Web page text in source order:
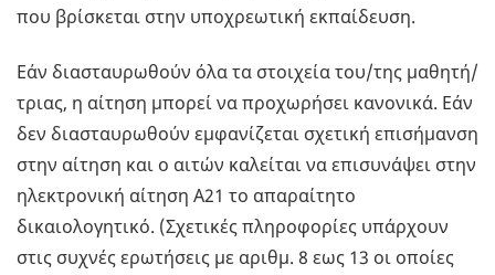
που βρίσκεται στην υποχρεωτική εκπαίδευση.
Εάν διασταυρωθούν όλα τα στοιχεία του/της μαθητή/
τριας, η αίτηση μπορεί να προχωρήσει κανονικά. Εάν
δεν διασταυρωθούν εμφανίζεται σχετική επισήμανση
στην αίτηση και ο αιτών καλείται να επισυνάψει στην
ηλεκτρονική αίτηση Α21 το απαραίτητο
δικαιολογητικό. (Σχετικές πληροφορίες υπάρχουν
στις συχνές ερωτήσεις με αριθμ. 8 εως 13 οι οποίες